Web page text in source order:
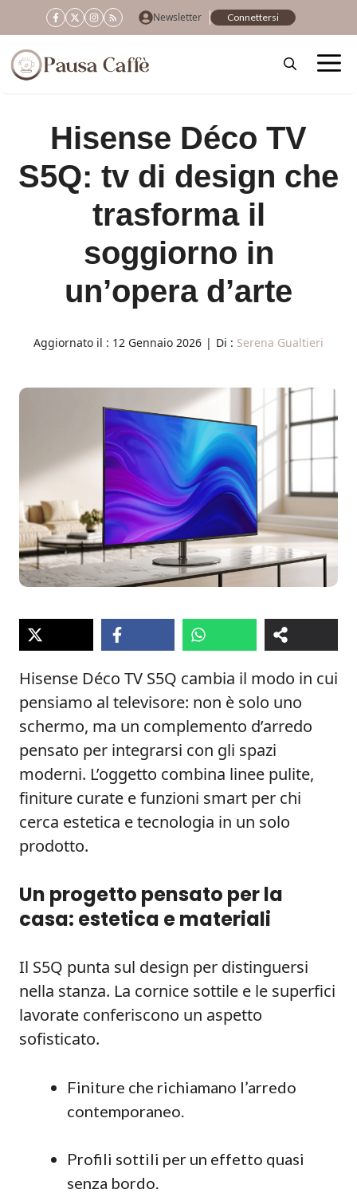
al
contenuto
Newsletter Connettersi
Hisense Déco TV
S5Q: tv di design che
trasforma il
soggiorno in
un’opera d’arte
Aggiornato il : 12 Gennaio 2026 | Di : Serena Gualtieri
Hisense Déco TV S5Q cambia il modo in cui
pensiamo al televisore: non è solo uno
schermo, ma un complemento d’arredo
pensato per integrarsi con gli spazi
moderni. L’oggetto combina linee pulite,
finiture curate e funzioni smart per chi
cerca estetica e tecnologia in un solo
prodotto.
Un progetto pensato per la
casa: estetica e materiali
Il S5Q punta sul design per distinguersi
nella stanza. La cornice sottile e le superfici
lavorate conferiscono un aspetto
sofisticato.
Finiture che richiamano l’arredo
contemporaneo.
Profili sottili per un effetto quasi
senza bordo.